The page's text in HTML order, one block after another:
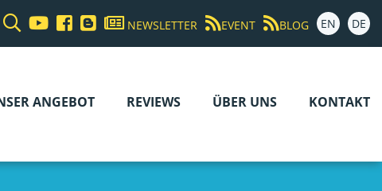
NEWSLETTER EVENT BLOG EN DE
ANGEBOT REVIEWS ÜBER UNS KONTAKT